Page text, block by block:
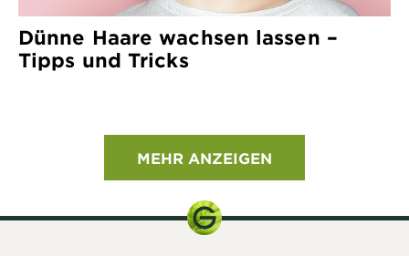
Dünne Haare wachsen lassen –
Tipps und Tricks
MEHR ANZEIGEN